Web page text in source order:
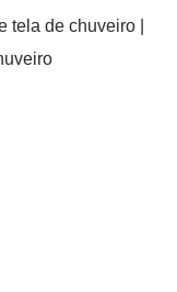
tela de chuveiro |